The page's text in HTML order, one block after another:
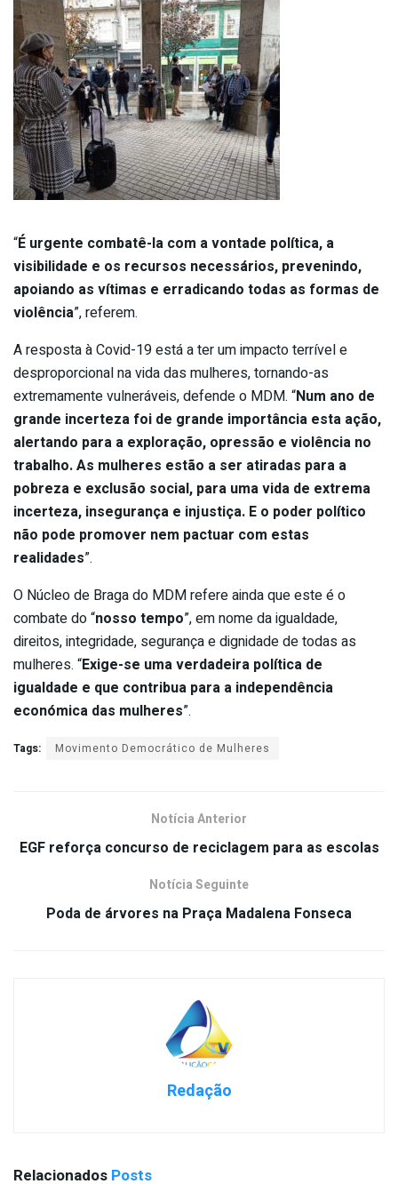
“É urgente combatê-la com a vontade política, a
visibilidade e os recursos necessários, prevenindo,
apoiando as vítimas e erradicando todas as formas de
violência”, referem.
A resposta à Covid-19 está a ter um impacto terrível e
desproporcional na vida das mulheres, tornando-as
extremamente vulneráveis, defende o MDM. “Num ano de
grande incerteza foi de grande importância esta ação,
alertando para a exploração, opressão e violência no
trabalho. As mulheres estão a ser atiradas para a
pobreza e exclusão social, para uma vida de extrema
incerteza, insegurança e injustiça. E o poder político
não pode promover nem pactuar com estas
realidades”.
O Núcleo de Braga do MDM refere ainda que este é o
combate do “nosso tempo”, em nome da igualdade,
direitos, integridade, segurança e dignidade de todas as
mulheres. “Exige-se uma verdadeira política de
igualdade e que contribua para a independência
económica das mulheres”.
Tags: Movimento Democrático de Mulheres
Notícia Anterior
EGF reforça concurso de reciclagem para as escolas
Notícia Seguinte
Poda de árvores na Praça Madalena Fonseca
Redação
Relacionados Posts